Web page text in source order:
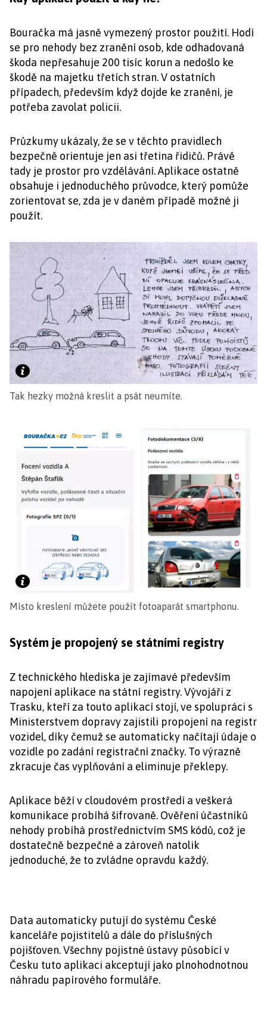
Bouračka má jasně vymezený prostor použití. Hodí
se pro nehody bez zranění osob, kde odhadovaná
škoda nepřesahuje 200 tisíc korun a nedošlo ke
škodě na majetku třetích stran. V ostatních
případech, především když dojde ke zranění, je
potřeba zavolat policii.
Průzkumy ukázaly, že se v těchto pravidlech
bezpečně orientuje jen asi třetina řidičů. Právě
tady je prostor pro vzdělávání. Aplikace ostatně
obsahuje i jednoduchého průvodce, který pomůže
zorientovat se, zda je v daném případě možné ji
použít.
Tak hezky možná kreslit a psát neumíte.
Místo kreslení můžete použít fotoaparát smartphonu.
Systém je propojený se státními registry
Z technického hlediska je zajímavé především
napojení aplikace na státní registry. Vývojáři z
Trasku, kteří za touto aplikací stojí, ve spolupráci s
Ministerstvem dopravy zajistili propojení na registr
vozidel, díky čemuž se automaticky načítají údaje o
vozidle po zadání registrační značky. To výrazně
zkracuje čas vyplňování a eliminuje překlepy.
Aplikace běží v cloudovém prostředí a veškerá
komunikace probíhá šifrovaně. Ověření účastníků
nehody probíhá prostřednictvím SMS kódů, což je
dostatečně bezpečné a zároveň natolik
jednoduché, že to zvládne opravdu každý.
Data automaticky putují do systému České
kanceláře pojistitelů a dále do příslušných
pojišťoven. Všechny pojistné ústavy působící v
Česku tuto aplikaci akceptují jako plnohodnotnou
náhradu papírového formuláře.